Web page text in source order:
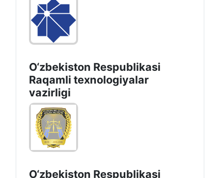
O‘zbekiston Respublikasi
Raqamli texnologiyalar
vazirligi
O‘zbekiston Respublikasi